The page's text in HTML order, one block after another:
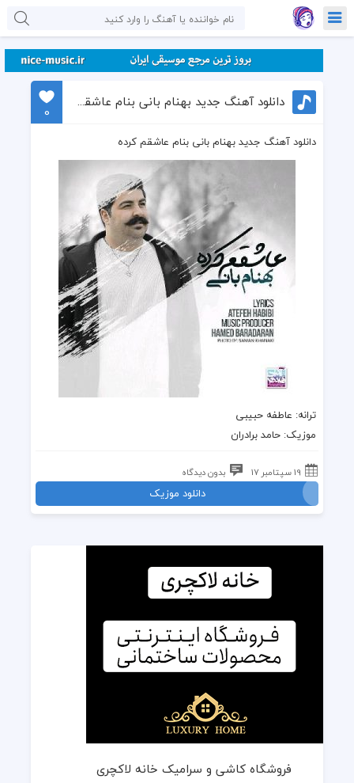
دانلود آهنگ جدید بهنام بانی بنام عاشقم کرده
0
دانلود آهنگ جدید بهنام بانی بنام عاشقم کرده
ترانه: عاطفه حبیبی
موزیک:حامد برادران
19 سپتامبر 17 بدون دیدگاه
دانلود موزیک
فروشگاه کاشی و سرامیک خانه لاکچری